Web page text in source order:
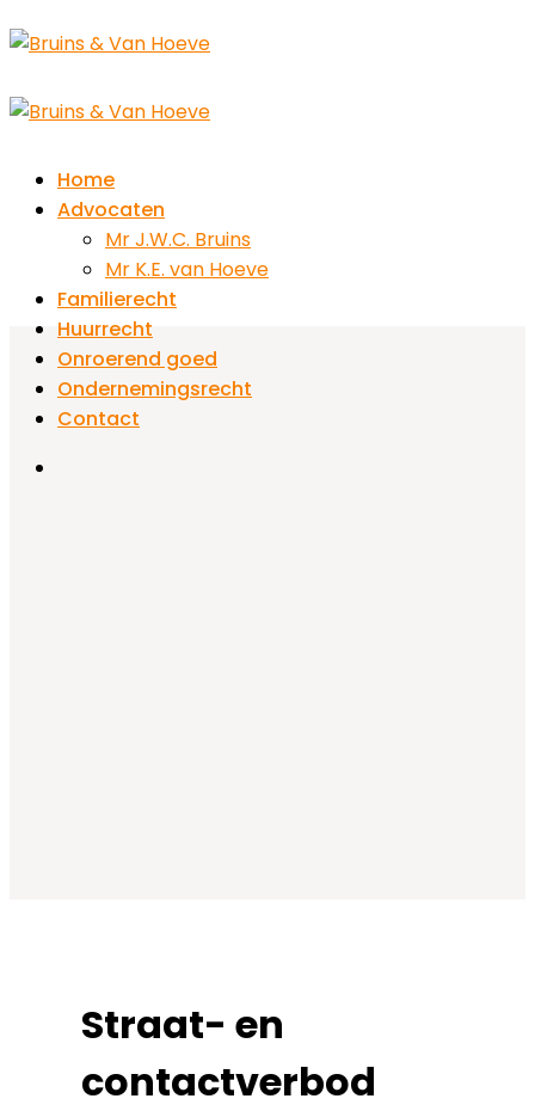
Skip
to
Home
Advocaten
Mr J.W.C. Bruins
Mr K.E. van Hoeve
Familierecht
Huurrecht
Onroerend goed
Ondernemingsrecht
Contact
Straat- en
contactverbod